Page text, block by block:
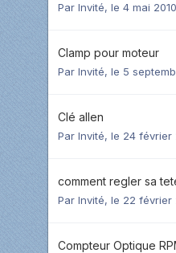
Par Invité, le 4 mai 2010
Clamp pour moteur
Par Invité, le 5
Clé allen
Par Invité, le 24 février
comment regler sa
Par Invité, le 22 février
Compteur Optique